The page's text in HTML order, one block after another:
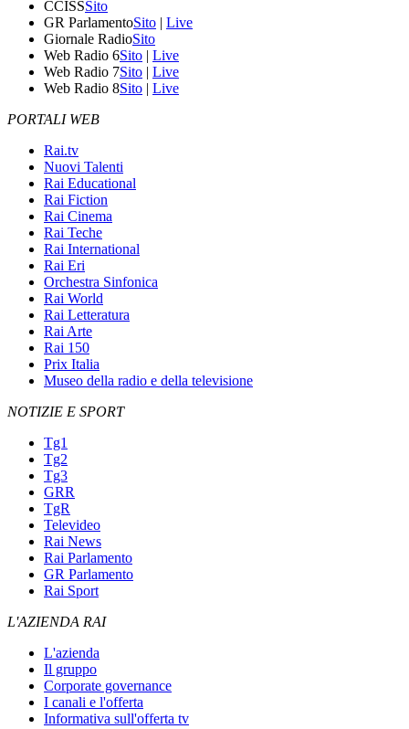
CCISSSito
GR ParlamentoSito | Live
Giornale RadioSito
Web Radio 6Sito | Live
Web Radio 7Sito | Live
Web Radio 8Sito | Live
PORTALI WEB
Rai.tv
Nuovi Talenti
Rai Educational
Rai Fiction
Rai Cinema
Rai Teche
Rai International
Rai Eri
Orchestra Sinfonica
Rai World
Rai Letteratura
Rai Arte
Rai 150
Prix Italia
Museo della radio e della televisione
NOTIZIE E SPORT
Tg1
Tg2
Tg3
GRR
TgR
Televideo
Rai News
Rai Parlamento
GR Parlamento
Rai Sport
L'AZIENDA RAI
L'azienda
Il gruppo
Corporate governance
I canali e l'offerta
Informativa sull'offerta tv